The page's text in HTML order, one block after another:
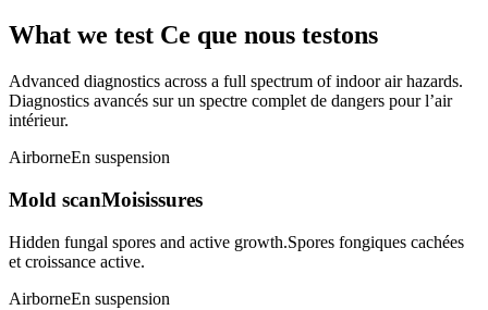
What we test Ce que nous testons
Advanced diagnostics across a full spectrum of indoor air hazards.
Diagnostics avancés sur un spectre complet de dangers pour l’air
intérieur.
AirborneEn suspension
Mold scanMoisissures
Hidden fungal spores and active growth.Spores fongiques cachées
et croissance active.
AirborneEn suspension